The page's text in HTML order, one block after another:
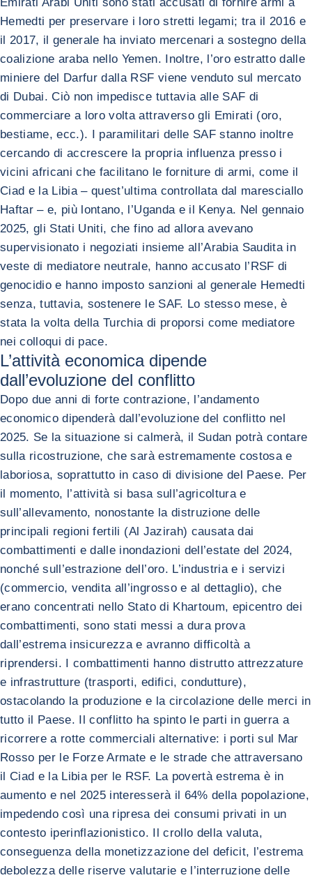
Hemedti per preservare i loro stretti legami; tra il 2016 e
il 2017, il generale ha inviato mercenari a sostegno della
coalizione araba nello Yemen. Inoltre, l’oro estratto dalle
miniere del Darfur dalla RSF viene venduto sul mercato
di Dubai. Ciò non impedisce tuttavia alle SAF di
commerciare a loro volta attraverso gli Emirati (oro,
bestiame, ecc.). I paramilitari delle SAF stanno inoltre
cercando di accrescere la propria influenza presso i
vicini africani che facilitano le forniture di armi, come il
Ciad e la Libia – quest’ultima controllata dal maresciallo
Haftar – e, più lontano, l’Uganda e il Kenya. Nel gennaio
2025, gli Stati Uniti, che fino ad allora avevano
supervisionato i negoziati insieme all’Arabia Saudita in
veste di mediatore neutrale, hanno accusato l’RSF di
genocidio e hanno imposto sanzioni al generale Hemedti
senza, tuttavia, sostenere le SAF. Lo stesso mese, è
stata la volta della Turchia di proporsi come mediatore
nei colloqui di pace.
L’attività economica dipende
dall’evoluzione del conflitto
Dopo due anni di forte contrazione, l’andamento
economico dipenderà dall’evoluzione del conflitto nel
2025. Se la situazione si calmerà, il Sudan potrà contare
sulla ricostruzione, che sarà estremamente costosa e
laboriosa, soprattutto in caso di divisione del Paese. Per
il momento, l’attività si basa sull’agricoltura e
sull’allevamento, nonostante la distruzione delle
principali regioni fertili (Al Jazirah) causata dai
combattimenti e dalle inondazioni dell’estate del 2024,
nonché sull’estrazione dell’oro. L’industria e i servizi
(commercio, vendita all’ingrosso e al dettaglio), che
erano concentrati nello Stato di Khartoum, epicentro dei
combattimenti, sono stati messi a dura prova
dall’estrema insicurezza e avranno difficoltà a
riprendersi. I combattimenti hanno distrutto attrezzature
e infrastrutture (trasporti, edifici, condutture),
ostacolando la produzione e la circolazione delle merci in
tutto il Paese. Il conflitto ha spinto le parti in guerra a
ricorrere a rotte commerciali alternative: i porti sul Mar
Rosso per le Forze Armate e le strade che attraversano
il Ciad e la Libia per le RSF. La povertà estrema è in
aumento e nel 2025 interesserà il 64% della popolazione,
impedendo così una ripresa dei consumi privati in un
contesto iperinflazionistico. Il crollo della valuta,
conseguenza della monetizzazione del deficit, l’estrema
debolezza delle riserve valutarie e l’interruzione delle